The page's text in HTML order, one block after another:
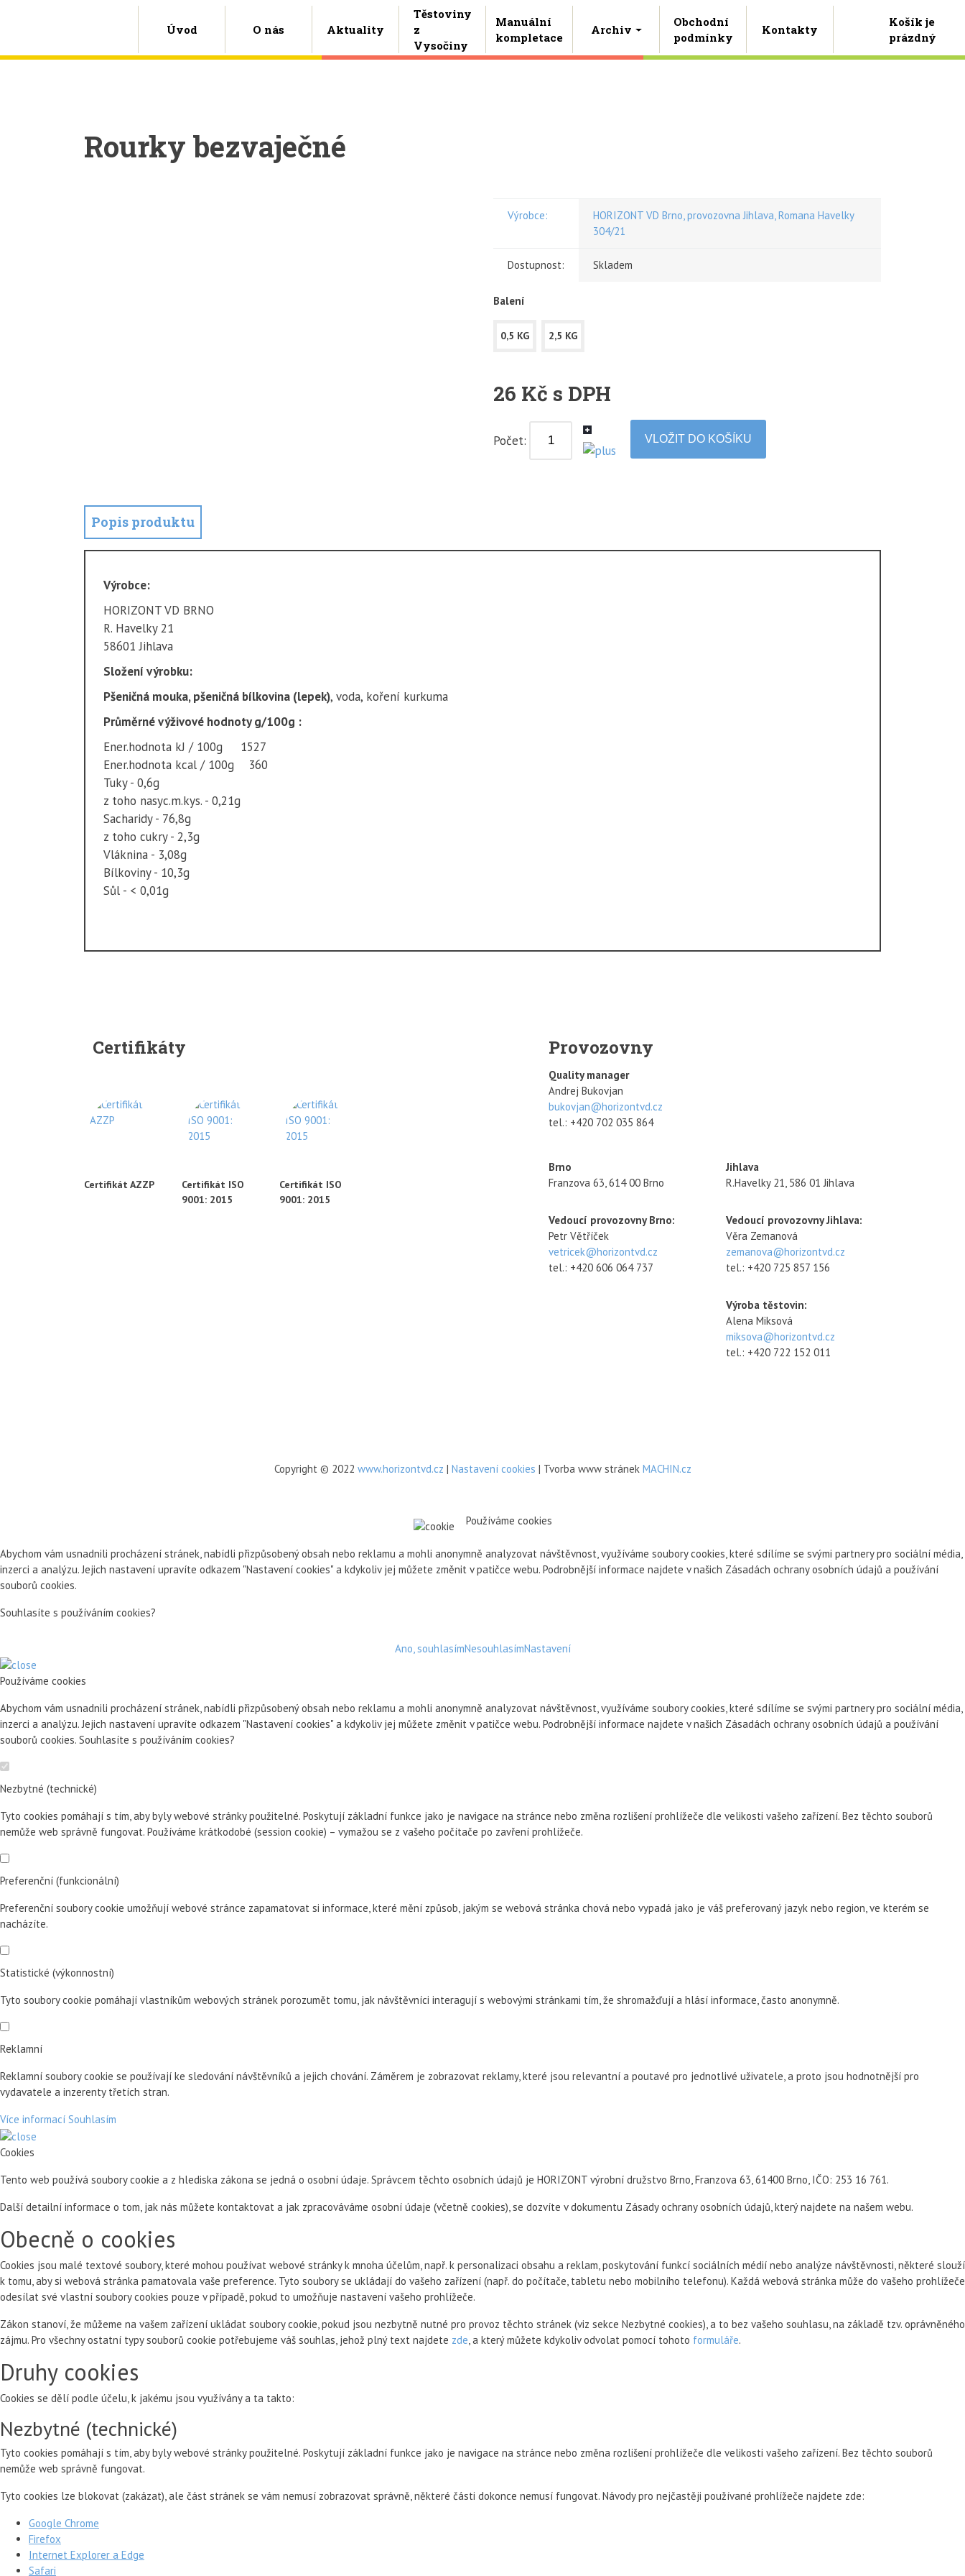
Úvod O nás Aktuality
Těstoviny
z
Vysočiny
Manuální
kompletace
Archiv
Obchodní
podmínky
Kontakty
Košík je
prázdný
Rourky bezvaječné
Výrobce:
HORIZONT VD Brno, provozovna Jihlava, Romana Havelky
304/21
Dostupnost: Skladem
Balení
0,5 KG 2,5 KG
26 Kč s DPH
Počet:
Popis produktu
Výrobce:
HORIZONT VD BRNO
R. Havelky 21
58601 Jihlava
Složení výrobku:
Pšeničná mouka, pšeničná bílkovina (lepek), voda, koření kurkuma
Průměrné výživové hodnoty g/100g :
Ener.hodnota kJ / 100g 1527
Ener.hodnota kcal / 100g 360
Tuky - 0,6g
z toho nasyc.m.kys. - 0,21g
Sacharidy - 76,8g
z toho cukry - 2,3g
Vláknina - 3,08g
Bílkoviny - 10,3g
Sůl - < 0,01g
Certifikáty
Certifikát AZZP
Certifikát ISO
9001: 2015
Certifikát ISO
9001: 2015
Provozovny
Quality manager
Andrej Bukovjan
bukovjan@horizontvd.cz
tel.: +420 702 035 864
Brno
Franzova 63, 614 00 Brno
Vedoucí provozovny Brno:
Petr Větříček
vetricek@horizontvd.cz
tel.: +420 606 064 737
Jihlava
R.Havelky 21, 586 01 Jihlava
Vedoucí provozovny Jihlava:
Věra Zemanová
zemanova@horizontvd.cz
tel.: +420 725 857 156
Výroba těstovin:
Alena Miksová
miksova@horizontvd.cz
tel.: +420 722 152 011
Copyright © 2022 www.horizontvd.cz | Nastavení cookies | Tvorba www stránek MACHIN.cz
Používáme cookies
Abychom vám usnadnili procházení stránek, nabídli přizpůsobený obsah nebo reklamu a mohli anonymně analyzovat návštěvnost, využíváme soubory cookies, které sdílíme se svými partnery pro sociální média,
inzerci a analýzu. Jejich nastavení upravíte odkazem "Nastavení cookies" a kdykoliv jej můžete změnit v patičce webu. Podrobnější informace najdete v našich Zásadách ochrany osobních údajů a používání
souborů cookies.
Souhlasíte s používáním cookies?
Ano, souhlasímNesouhlasímNastavení
Používáme cookies
Abychom vám usnadnili procházení stránek, nabídli přizpůsobený obsah nebo reklamu a mohli anonymně analyzovat návštěvnost, využíváme soubory cookies, které sdílíme se svými partnery pro sociální média,
inzerci a analýzu. Jejich nastavení upravíte odkazem "Nastavení cookies" a kdykoliv jej můžete změnit v patičce webu. Podrobnější informace najdete v našich Zásadách ochrany osobních údajů a používání
souborů cookies. Souhlasíte s používáním cookies?
Nezbytné (technické)
Tyto cookies pomáhají s tím, aby byly webové stránky použitelné. Poskytují základní funkce jako je navigace na stránce nebo změna rozlišení prohlížeče dle velikosti vašeho zařízení. Bez těchto souborů
nemůže web správně fungovat. Používáme krátkodobé (session cookie) – vymažou se z vašeho počítače po zavření prohlížeče.
Preferenční (funkcionální)
Preferenční soubory cookie umožňují webové stránce zapamatovat si informace, které mění způsob, jakým se webová stránka chová nebo vypadá jako je váš preferovaný jazyk nebo region, ve kterém se
nacházíte.
Statistické (výkonnostní)
Tyto soubory cookie pomáhají vlastníkům webových stránek porozumět tomu, jak návštěvníci interagují s webovými stránkami tím, že shromažďují a hlásí informace, často anonymně.
Reklamní
Reklamní soubory cookie se používají ke sledování návštěvníků a jejich chování. Záměrem je zobrazovat reklamy, které jsou relevantní a poutavé pro jednotlivé uživatele, a proto jsou hodnotnější pro
vydavatele a inzerenty třetích stran.
Více informací Souhlasím
Cookies
Tento web používá soubory cookie a z hlediska zákona se jedná o osobní údaje. Správcem těchto osobních údajů je HORIZONT výrobní družstvo Brno, Franzova 63, 61400 Brno, IČO: 253 16 761.
Další detailní informace o tom, jak nás můžete kontaktovat a jak zpracováváme osobní údaje (včetně cookies), se dozvíte v dokumentu Zásady ochrany osobních údajů, který najdete na našem webu.
Obecně o cookies
Cookies jsou malé textové soubory, které mohou používat webové stránky k mnoha účelům, např. k personalizaci obsahu a reklam, poskytování funkcí sociálních médií nebo analýze návštěvnosti, některé slouží
k tomu, aby si webová stránka pamatovala vaše preference. Tyto soubory se ukládají do vašeho zařízení (např. do počítače, tabletu nebo mobilního telefonu). Každá webová stránka může do vašeho prohlížeče
odesílat své vlastní soubory cookies pouze v případě, pokud to umožňuje nastavení vašeho prohlížeče.
Zákon stanoví, že můžeme na vašem zařízení ukládat soubory cookie, pokud jsou nezbytně nutné pro provoz těchto stránek (viz sekce Nezbytné cookies), a to bez vašeho souhlasu, na základě tzv. oprávněného
zájmu. Pro všechny ostatní typy souborů cookie potřebujeme váš souhlas, jehož plný text najdete zde , a který můžete kdykoliv odvolat pomocí tohoto formuláře.
Druhy cookies
Cookies se dělí podle účelu, k jakému jsou využívány a ta takto:
Nezbytné (technické)
Tyto cookies pomáhají s tím, aby byly webové stránky použitelné. Poskytují základní funkce jako je navigace na stránce nebo změna rozlišení prohlížeče dle velikosti vašeho zařízení. Bez těchto souborů
nemůže web správně fungovat.
Tyto cookies lze blokovat (zakázat), ale část stránek se vám nemusí zobrazovat správně, některé části dokonce nemusí fungovat. Návody pro nejčastěji používané prohlížeče najdete zde:
Google Chrome
Firefox
Internet Explorer a Edge
Safari